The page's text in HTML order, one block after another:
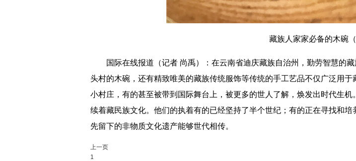
藏族人家家必备的木碗（
国际在线报道（记者 尚禹）：在云南省迪庆藏族自治州，勤劳智慧的藏
头村的木碗，还有精致唯美的藏族传统服饰等传统的手工艺品不仅广泛用
小村庄，有的甚至被带到国际舞台上，被更多的世人了解，焕发出时代生
续着藏民族文化。他们的执着有的已经坚持了半个世纪；有的正在寻找和
先留下的非物质文化遗产能够世代相传。
上一页
1